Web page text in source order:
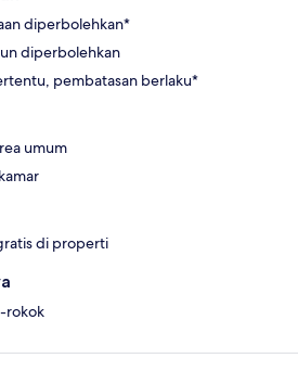
diperbolehkan*
diperbolehkan
pembatasan berlaku*
umum
di properti
rokok